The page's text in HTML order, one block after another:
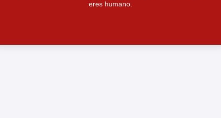
eres humano.